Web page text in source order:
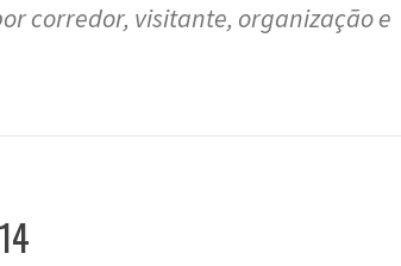
corredor, visitante, organização e